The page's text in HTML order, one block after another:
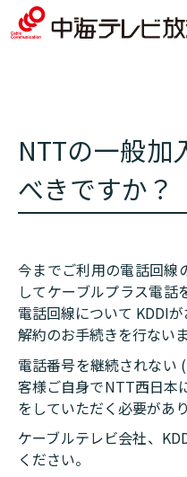
NTTの一般加
べきですか？
今までご利用の電話回線
してケーブルプラス電
電話回線について KDDI
解約のお手続きを行ないま
電話番号を継続されない
客様ご自身でNTT西日本
をしていただく必要があり
ケーブルテレビ会社、
ください。